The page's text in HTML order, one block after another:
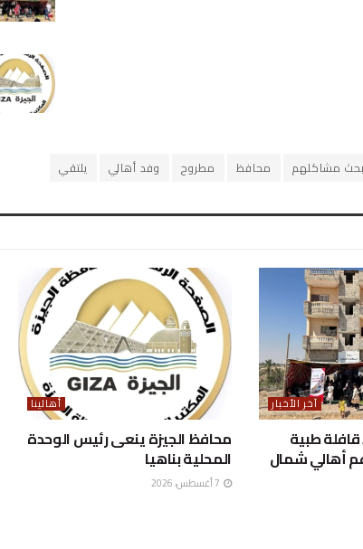
مشاكلهم محافظ مطروح وفد أهالي يلتقي
آخر الأخبار
قافلة طبية
أهالي شمال
أهالينا
محافظ الجيزة ينعى رئيس الوحدة
المحلية بناهيا